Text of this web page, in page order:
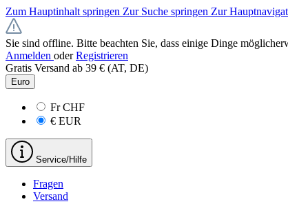
Zum Hauptinhalt springen Zur Suche springen Zur
Sie sind offline. Bitte beachten Sie, dass einige Dinge
Anmelden oder Registrieren
Gratis Versand ab 39 € (AT, DE)
Euro
FrCHF
€ EUR
Service/Hilfe
Fragen
Versand